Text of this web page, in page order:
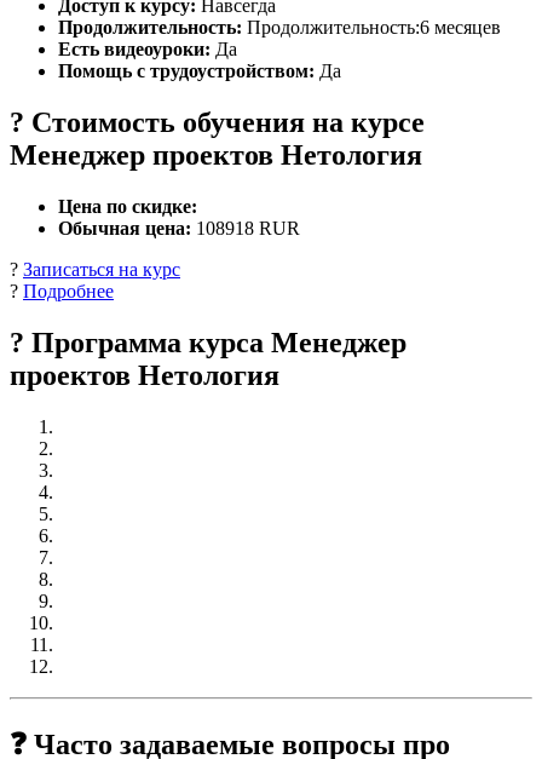
Доступ к курсу: Навсегда
Продолжительность: Продолжительность:6 месяцев
Есть видеоуроки: Да
Помощь с трудоустройством: Да
? Стоимость обучения на курсе
Менеджер проектов Нетология
Цена по скидке:
Обычная цена: 108918 RUR
? Записаться на курс
? Подробнее
? Программа курса Менеджер
проектов Нетология
❓ Часто задаваемые вопросы про